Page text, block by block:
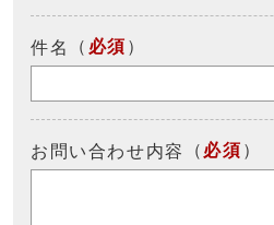
件名 （ 必須 ）
お問い合わせ内容 （ 必須 ）